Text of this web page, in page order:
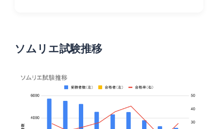
ソムリエ試験推移